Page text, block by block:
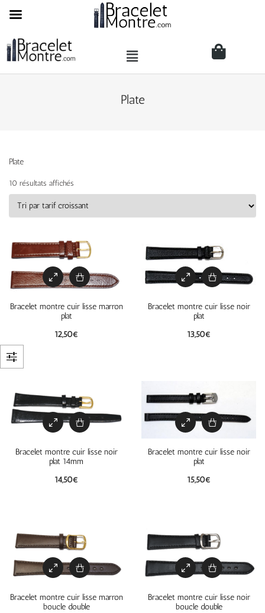
Plate
Plate
10 résultats affichés
Bracelet montre cuir lisse marron
plat
12,50€
Bracelet montre cuir lisse noir
plat
13,50€
Bracelet montre cuir lisse noir
plat 14mm
14,50€
Bracelet montre cuir lisse noir
plat
15,50€
Bracelet montre cuir lisse marron
boucle double
Bracelet montre cuir lisse noir
boucle double